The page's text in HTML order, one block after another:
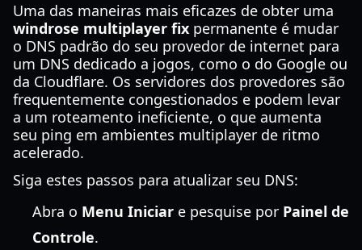
Uma das maneiras mais eficazes de obter uma
windrose multiplayer fix permanente é mudar
o DNS padrão do seu provedor de internet para
um DNS dedicado a jogos, como o do Google ou
da Cloudflare. Os servidores dos provedores são
frequentemente congestionados e podem levar
a um roteamento ineficiente, o que aumenta
seu ping em ambientes multiplayer de ritmo
acelerado.
Siga estes passos para atualizar seu DNS:
Abra o Menu Iniciar e pesquise por Painel de
Controle.